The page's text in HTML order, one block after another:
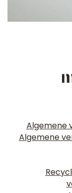
Algemene
Algemene